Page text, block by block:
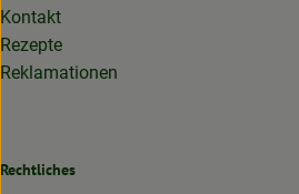
Kontakt
Rezepte
Reklamationen
Rechtliches